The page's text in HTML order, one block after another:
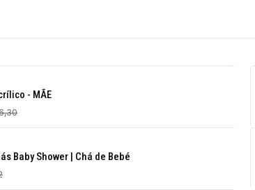
- MÃE
Baby Shower | Chá de Bebé